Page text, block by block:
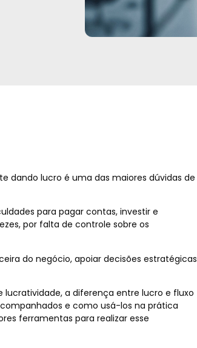
dando lucro é uma das maiores dúvidas de
para pagar contas, investir e
por falta de controle sobre os
do negócio, apoiar decisões estratégicas
lucratividade, a diferença entre lucro e fluxo
e como usá-los na prática
ferramentas para realizar esse